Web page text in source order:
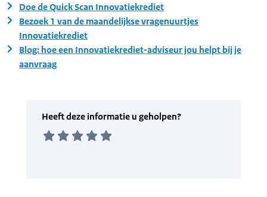
Doe de Quick Scan Innovatiekrediet
Bezoek 1 van de maandelijkse vragenuurtjes
Innovatiekrediet
Blog: hoe een Innovatiekrediet-adviseur jou helpt bij je
aanvraag